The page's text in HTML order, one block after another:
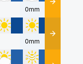
0mm Détails
0mm Détails